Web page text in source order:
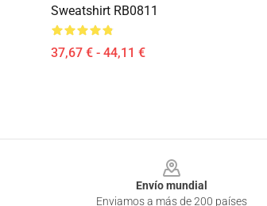
Sweatshirt RB0811
37,67 € - 44,11 €
Envío mundial
Enviamos a más de 200 países